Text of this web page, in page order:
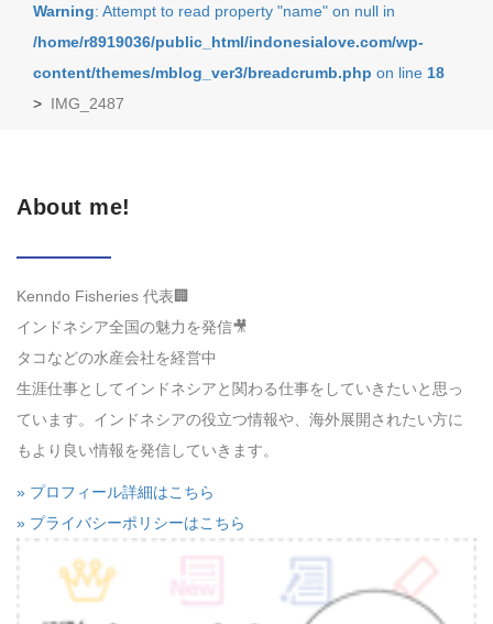
Warning: Attempt to read property "name" on null in
/home/r8919036/public_html/indonesialove.com/wp-
content/themes/mblog_ver3/breadcrumb.php on line 18
> IMG_2487
About me!
Kenndo Fisheries 代表🏢
インドネシア全国の魅力を発信🎥
タコなどの水産会社を経営中
生涯仕事としてインドネシアと関わる仕事をしていきたいと思っ
ています。インドネシアの役立つ情報や、海外展開されたい方に
もより良い情報を発信していきます。
» プロフィール詳細はこちら
» プライバシーポリシーはこちら